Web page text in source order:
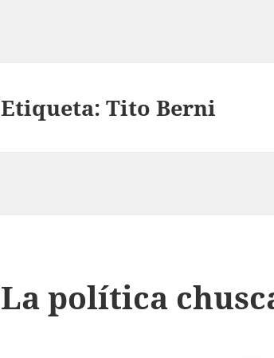
Etiqueta:Tito Berni
La política